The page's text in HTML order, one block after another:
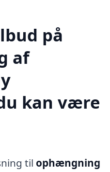
på
af
kan være
til ophængning